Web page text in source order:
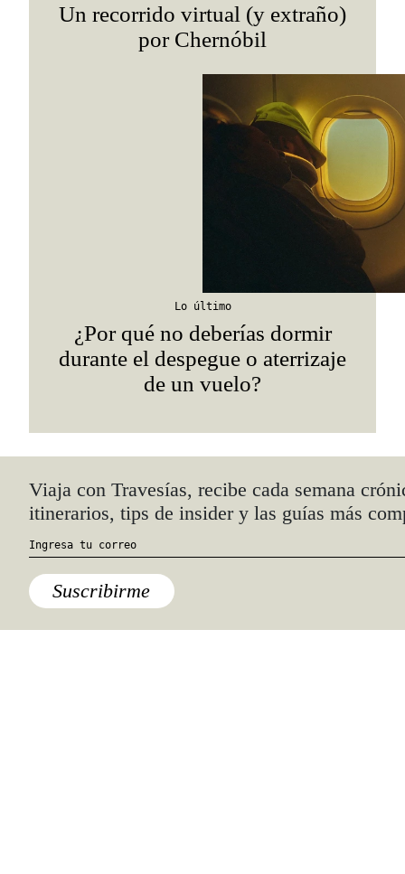
Un recorrido virtual (y extraño)
por Chernóbil
Lo último
¿Por qué no deberías dormir
durante el despegue o aterrizaje
de un vuelo?
Anúnciate con nosotros
hola@travesiasmedia.com